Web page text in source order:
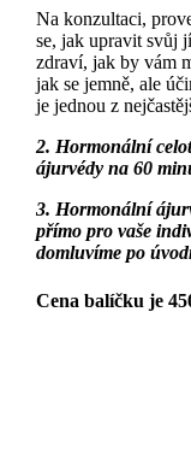
Na konzultaci,
se, jak upravit svůj
zdraví, jak by vám
jak se jemně, ale
je jednou z
2. Hormonální
ájurvédy na 60
3. Hormonální
přímo pro vaše
domluvíme po
Cena balíčku je